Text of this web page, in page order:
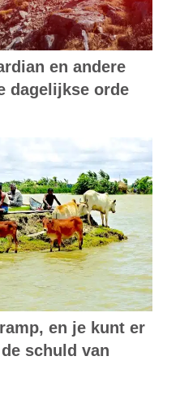
en andere
dagelijkse orde
en je kunt er
schuld van